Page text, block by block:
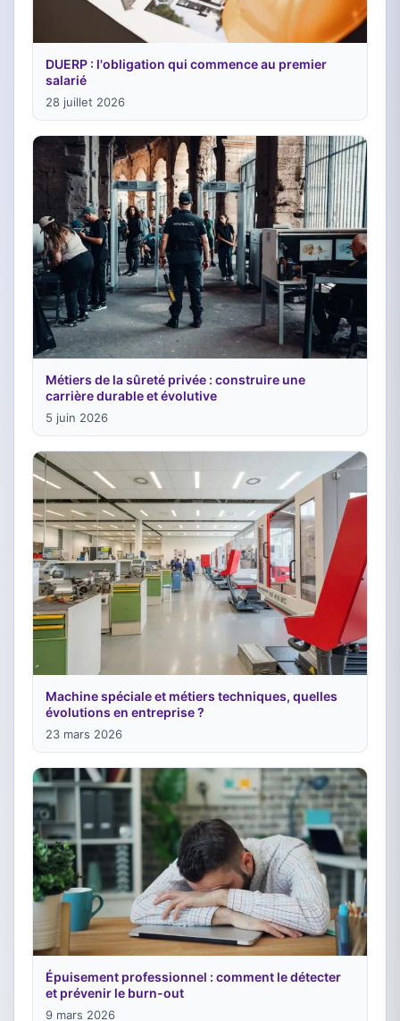
DUERP : l'obligation qui commence au premier
salarié
28 juillet 2026
Métiers de la sûreté privée : construire une
carrière durable et évolutive
5 juin 2026
Machine spéciale et métiers techniques, quelles
évolutions en entreprise ?
23 mars 2026
Épuisement professionnel : comment le détecter
et prévenir le burn-out
9 mars 2026